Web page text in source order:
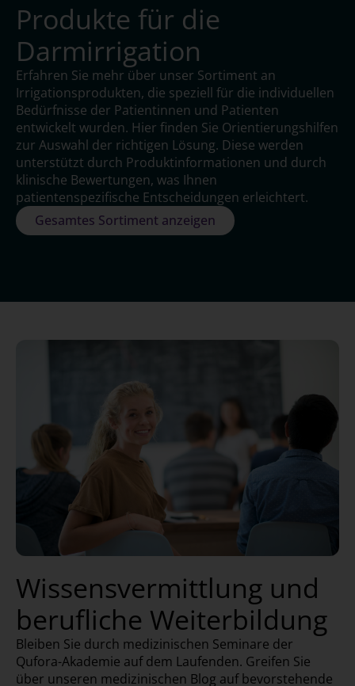
Produkte für die
Darmirrigation
Erfahren Sie mehr über unser Sortiment an
Irrigationsprodukten, die speziell für die individuellen
Bedürfnisse der Patientinnen und Patienten
entwickelt wurden. Hier finden Sie Orientierungshilfen
zur Auswahl der richtigen Lösung. Diese werden
unterstützt durch Produktinformationen und durch
klinische Bewertungen, was Ihnen
patientenspezifische Entscheidungen erleichtert.
Gesamtes Sortiment anzeigen
Wissensvermittlung und
berufliche Weiterbildung
Bleiben Sie durch medizinischen Seminare der
Qufora-Akademie auf dem Laufenden. Greifen Sie
über unseren medizinischen Blog auf bevorstehende